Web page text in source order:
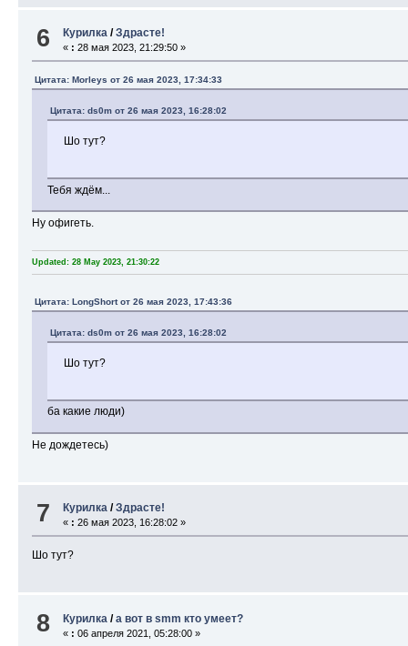
6 Курилка /Здрасте!
« : 28 мая 2023, 21:29:50 »
Цитата: Morleys от 26 мая 2023, 17:34:33
Цитата: ds0m от 26 мая 2023, 16:28:02
Шо тут?
Тебя ждём...
Ну офигеть.
Updated: 28 May 2023, 21:30:22
Цитата: LongShort от 26 мая 2023, 17:43:36
Цитата: ds0m от 26 мая 2023, 16:28:02
Шо тут?
ба какие люди)
Не дождетесь)
7 Курилка /Здрасте!
« : 26 мая 2023, 16:28:02 »
Шо тут?
8 Курилка /а вот в smm кто умеет?
« : 06 апреля 2021, 05:28:00 »